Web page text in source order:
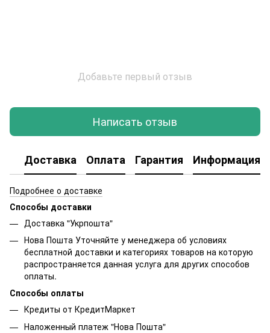
Добавьте первый отзыв
Написать отзыв
Доставка Оплата Гарантия Информация
Подробнее о доставке
Способы доставки
Доставка "Укрпошта"
Нова Пошта Уточняйте у менеджера об условиях
бесплатной доставки и категориях товаров на которую
распространяется данная услуга для других способов
оплаты.
Способы оплаты
Кредиты от КредитМаркет
Наложенный платеж "Нова Пошта"